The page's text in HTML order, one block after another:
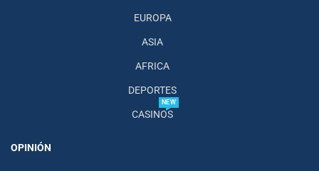
EUROPA
ASIA
AFRICA
DEPORTES
CASINOS
NEW
OPINIÓN